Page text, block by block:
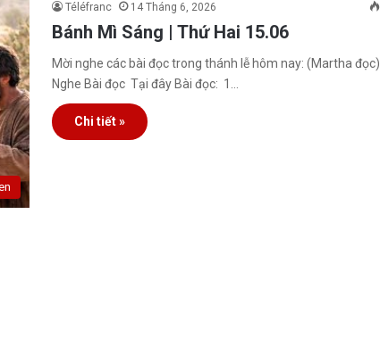
Téléfranc 14 Tháng 6, 2026
Bánh Mì Sáng | Thứ Hai 15.06
Mời nghe các bài đọc trong thánh lễ hôm nay: (Martha đọc)
Nghe Bài đọc Tại đây Bài đọc: 1…
Chi tiết »